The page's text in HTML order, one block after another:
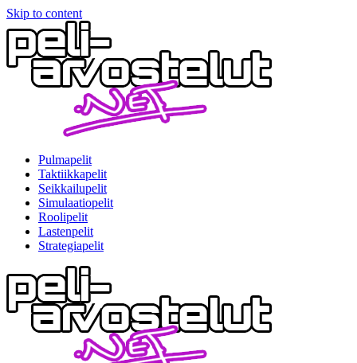
Skip to content
Pulmapelit
Taktiikkapelit
Seikkailupelit
Simulaatiopelit
Roolipelit
Lastenpelit
Strategiapelit